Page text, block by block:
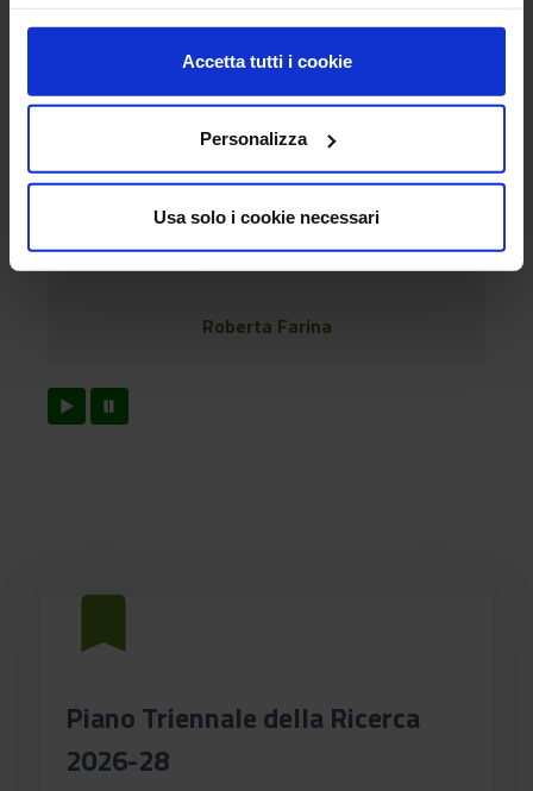
Accetta tutti i cookie
Personalizza
Usa solo i cookie necessari
Roberta Farina
bookmark
Piano Triennale della Ricerca
2026-28